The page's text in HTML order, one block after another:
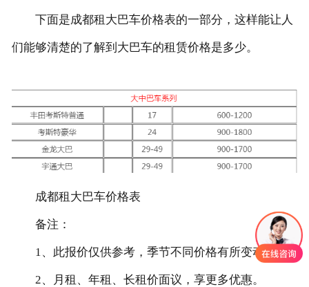
下面是成都租大巴车价格表的一部分，这样能让人
们能够清楚的了解到大巴车的租赁价格是多少。
成都租大巴车价格表
备注：
1、此报价仅供参考，季节不同价格有所变动。
2、月租、年租、长租价面议，享更多优惠。